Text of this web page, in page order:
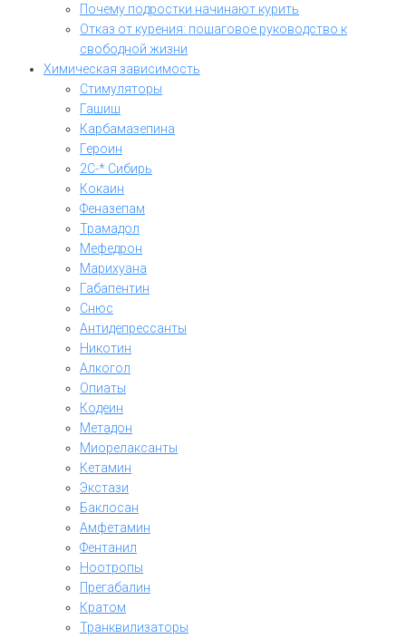
Почему подростки начинают курить
Отказ от курения: пошаговое руководство к
свободной жизни
Химическая зависимость
Стимуляторы
Гашиш
Карбамазепина
Героин
2C-* Сибирь
Кокаин
Феназепам
Трамадол
Мефедрон
Марихуана
Габапентин
Снюс
Антидепрессанты
Никотин
Алкогол
Опиаты
Кодеин
Метадон
Миорелаксанты
Кетамин
Экстази
Баклосан
Амфетамин
Фентанил
Ноотропы
Прегабалин
Кратом
Транквилизаторы